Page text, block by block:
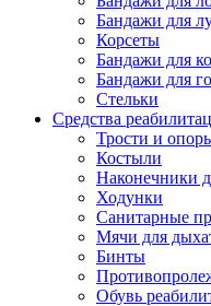
Бандажи для
Корсеты
Бандажи для
Бандажи для
Стельки
Средства
Трости и
Костыли
Наконечники
Ходунки
Санитарные
Мячи для
Бинты
Обувь